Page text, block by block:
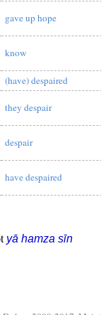
gave up hope
know
(have) despaired
they despair
despair
have despaired
yā hamza sīn